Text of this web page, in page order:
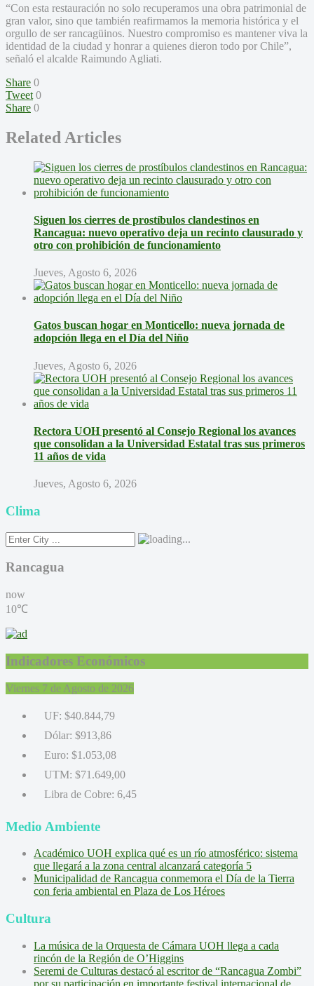
“Con esta restauración no solo recuperamos una obra patrimonial de
gran valor, sino que también reafirmamos la memoria histórica y el
orgullo de ser rancagüinos. Nuestro compromiso es mantener viva la
identidad de la ciudad y honrar a quienes dieron todo por Chile”,
señaló el alcalde Raimundo Agliati.
Share 0
Tweet 0
Share 0
Related Articles
Siguen los cierres de prostíbulos clandestinos en
Rancagua: nuevo operativo deja un recinto clausurado y
otro con prohibición de funcionamiento
Jueves, Agosto 6, 2026
Gatos buscan hogar en Monticello: nueva jornada de
adopción llega en el Día del Niño
Jueves, Agosto 6, 2026
Rectora UOH presentó al Consejo Regional los avances
que consolidan a la Universidad Estatal tras sus primeros
11 años de vida
Jueves, Agosto 6, 2026
Clima
Rancagua
now
10℃
Indicadores Económicos
Viernes 7 de Agosto de 2026
UF: $40.844,79
Dólar: $913,86
Euro: $1.053,08
UTM: $71.649,00
Libra de Cobre: 6,45
Medio Ambiente
Académico UOH explica qué es un río atmosférico: sistema
que llegará a la zona central alcanzará categoría 5
Municipalidad de Rancagua conmemora el Día de la Tierra
con feria ambiental en Plaza de Los Héroes
Cultura
La música de la Orquesta de Cámara UOH llega a cada
rincón de la Región de O’Higgins
Seremi de Culturas destacó al escritor de “Rancagua Zombi”
por su participación en importante festival internacional de